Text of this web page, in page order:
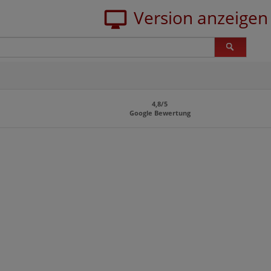
4,8/5
Google Bewertung